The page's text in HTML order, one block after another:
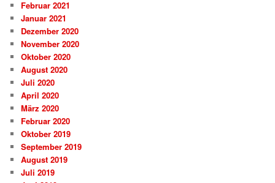
Februar 2021
Januar 2021
Dezember 2020
November 2020
Oktober 2020
August 2020
Juli 2020
April 2020
März 2020
Februar 2020
Oktober 2019
September 2019
August 2019
Juli 2019